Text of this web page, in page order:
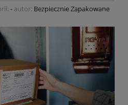
- autor: Bezpiecznie Zapakowane